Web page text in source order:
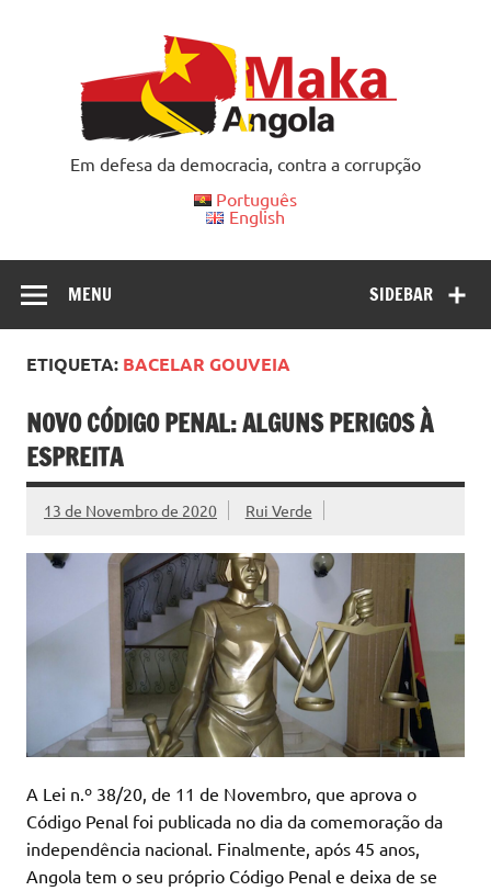
Em defesa da democracia, contra a corrupção
Português
English
SIDEBAR
MENU
ETIQUETA: BACELAR GOUVEIA
NOVO CÓDIGO PENAL: ALGUNS PERIGOS À
ESPREITA
13 de Novembro de 2020 Rui Verde
A Lei n.º 38/20, de 11 de Novembro, que aprova o
Código Penal foi publicada no dia da comemoração da
independência nacional. Finalmente, após 45 anos,
Angola tem o seu próprio Código Penal e deixa de se